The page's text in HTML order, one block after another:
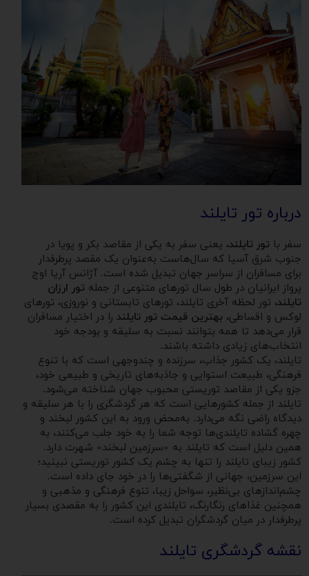
درباره تور تایلند
سفر با تور تایلند، یعنی سفر به یکی از مقاصد بکر و پویا در
جنوب شرق آسیا که سال‌هاست به‌عنوان یک مقصد پرطرفدار
برای مسافران از سراسر جهان تبدیل شده است. آژانس آریا اوج
پرواز ایرانیان در طول سال تورهای متنوعی از جمله تور ارزان
تایلند، تور لحظه آخری تایلند، تورهای تابستانی و نوروزی، تورهای
لوکس و اقساطی، بهترین قیمت تور تایلند را در اختیار مسافران
قرار می‌دهد تا همه بتوانند نسبت به سلیقه و بودجه خود
انتخاب‌های زیادی داشته باشند.
تایلند، یک کشور جذاب، سرزنده و چندوجهی است که با تنوع
فرهنگی، طبیعت استوایی و جاذبه‌های تاریخی و طبیعی خود،
جزو یکی از مقاصد توریستی محبوب جهان شناخته می‌شود.
تایلند از جمله کشورهایی است که هر گردشگری را با هر سلیقه و
دیدگاه راضی نگه می‌دارد. به‌محض ورود به این کشور لبخند و
چهره گشاده تایلندی‌ها توجه شما را به خود جلب می‌کنند، به
همین دلیل است که تایلند به «سرزمین لبخند» شهرت دارد.
کشور زیبای تایلند را تنها به چشم یک کشور توریستی نبینید؛
این سرزمین، جهانی از شگفتی‌ها را در خود جای ‌داده است.
چشم‌اندازهای بی‌نظیر، سواحل زیبا، تنوع فرهنگی و مذهبی و
همچنین غذاهای رنگارنگ، تایلندی این کشور را به مقصدی بسیار
پرطرفدار در میان گردشگران تبدیل کرده است.
نقشه گردشگری تایلند